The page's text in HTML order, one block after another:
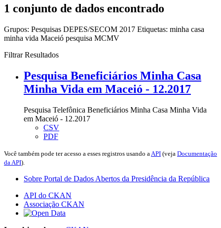
1 conjunto de dados encontrado
Grupos: Pesquisas DEPES/SECOM 2017 Etiquetas: minha casa
minha vida Maceió pesquisa MCMV
Filtrar Resultados
Pesquisa Beneficiários Minha Casa
Minha Vida em Maceió - 12.2017
Pesquisa Telefônica Beneficiários Minha Casa Minha Vida
em Maceió - 12.2017
CSV
PDF
Você também pode ter acesso a esses registros usando a API (veja Documentação
da API).
Sobre Portal de Dados Abertos da Presidência da República
API do CKAN
Associação CKAN